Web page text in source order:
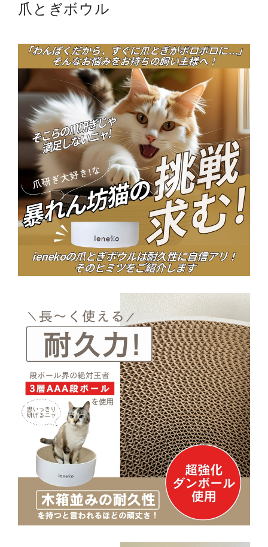
爪とぎボウル